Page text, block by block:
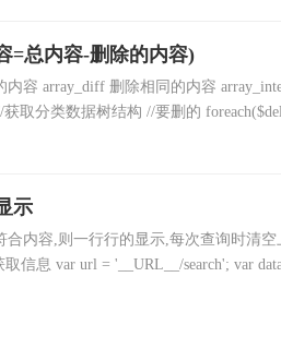
=总内容-删除的内容)
容 array_diff 删除相同的内容
取分类数据树结构 //要删的
示
合内容,则一行行的显示,每次查询时清
信息 var url = '__URL__/search'; var